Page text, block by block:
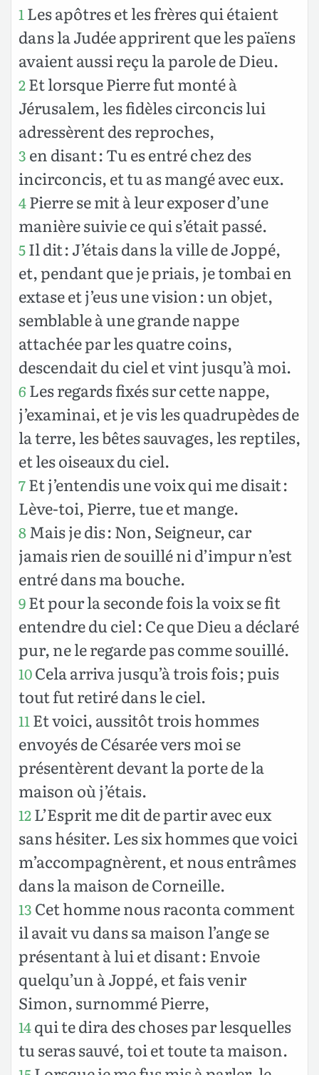
1 Les apôtres et les frères qui étaient
dans la Judée apprirent que les païens
avaient aussi reçu la parole de Dieu.
2Et lorsque Pierre fut monté à
Jérusalem, les fidèles circoncis lui
adressèrent des reproches,
3 en disant : Tu es entré chez des
incirconcis, et tu as mangé avec eux.
4Pierre se mit à leur exposer d’une
manière suivie ce qui s’était passé.
5Il dit : J’étais dans la ville de Joppé,
et, pendant que je priais, je tombai en
extase et j’eus une vision : un objet,
semblable à une grande nappe
attachée par les quatre coins,
descendait du ciel et vint jusqu’à moi.
6 Les regards fixés sur cette nappe,
j’examinai, et je vis les quadrupèdes de
la terre, les bêtes sauvages, les reptiles,
et les oiseaux du ciel.
7Et j’entendis une voix qui me disait :
Lève-toi, Pierre, tue et mange.
8Mais je dis : Non, Seigneur, car
jamais rien de souillé ni d’impur n’est
entré dans ma bouche.
9Et pour la seconde fois la voix se fit
entendre du ciel : Ce que Dieu a déclaré
pur, ne le regarde pas comme souillé.
10Cela arriva jusqu’à trois fois ; puis
tout fut retiré dans le ciel.
11 Et voici, aussitôt trois hommes
envoyés de Césarée vers moi se
présentèrent devant la porte de la
maison où j’étais.
12L’Esprit me dit de partir avec eux
sans hésiter. Les six hommes que voici
m’accompagnèrent, et nous entrâmes
dans la maison de Corneille.
13 Cet homme nous raconta comment
il avait vu dans sa maison l’ange se
présentant à lui et disant : Envoie
quelqu’un à Joppé, et fais venir
Simon, surnommé Pierre,
14qui te dira des choses par lesquelles
tu seras sauvé, toi et toute ta maison.